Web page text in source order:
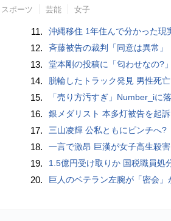
スポーツ 芸能 女子
11. 沖縄移住 1年住んで分かった現
12. 斉藤被告の裁判「同意は異常」
13. 堂本剛の投稿に「匂わせなの?」
14. 脱輪したトラック発見 男性死亡
15. 「売り方汚すぎ」Number_iに
16. 銀メダリスト 本多灯被告を起訴
17. 三山凌輝 公私ともにピンチへ?
18. 一言で激昂 巨漢が女子高生殺害
19. 1.5億円受け取りか 国税職員処
20. 巨人のベテラン左腕が「密会」